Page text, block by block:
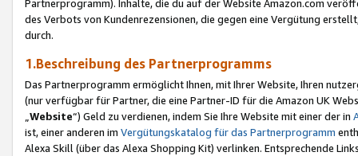
Partnerprogramm). Inhalte, die du auf der Website Amazon.com
des Verbots von Kundenrezensionen, die gegen eine Vergütung
durch.
1.Beschreibung des Partnerprogramms
Das Partnerprogramm ermöglicht Ihnen, mit Ihrer Website, Ihren
(nur verfügbar für Partner, die eine Partner-ID für die Amazon UK
Website“) Geld zu verdienen, indem Sie Ihre Website mit einer der in
ist, einer anderen im Vergütungskatalog für das Partnerprogramm
Alexa Skill (über das Alexa Shopping Kit) verlinken. Entsprechende